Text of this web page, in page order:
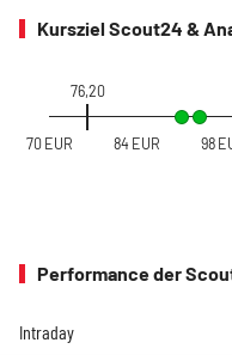
Kursziel Scout24 &
76,20
70 EUR 84 EUR 98
Performance der
Intraday